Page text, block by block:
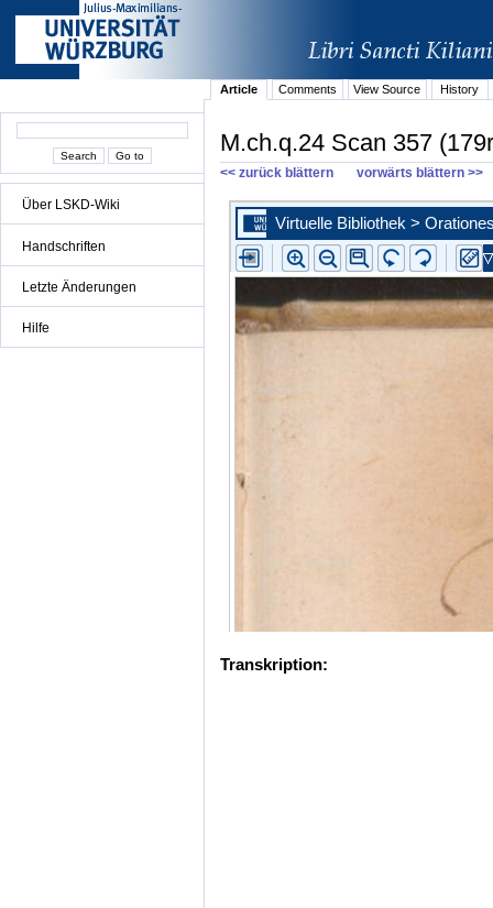
Über LSKD-Wiki
Handschriften
Letzte Änderungen
Hilfe
Article Comments View Source History
M.ch.q.24 Scan 357
<< zurück blättern vorwärts blättern >>
Transkription: